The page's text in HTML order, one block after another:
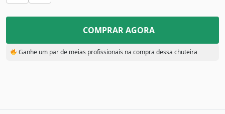
COMPRAR AGORA
Ganhe um par de meias profissionais na compra dessa chuteira